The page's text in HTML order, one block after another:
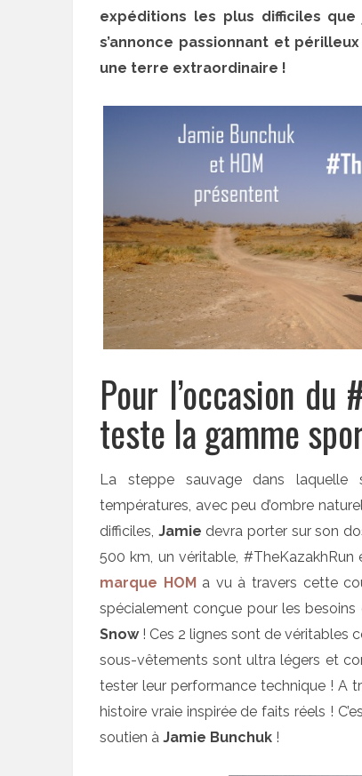
expéditions les plus difficiles que
s’annonce passionnant et
une terre extraordinaire !
Pour l’occasion du
teste la gamme
La steppe sauvage dans laquelle
températures, avec peu d’ombre
difficiles, Jamie devra porter sur son
500 km, un véritable, #TheKazakhRun
marque HOM a vu à travers cette
spécialement conçue pour les
Snow! Ces 2 lignes sont de véritables
sous-vêtements sont ultra légers et
tester leur performance technique ! A
histoire vraie inspirée de faits réels !
soutien à Jamie Bunchuk !